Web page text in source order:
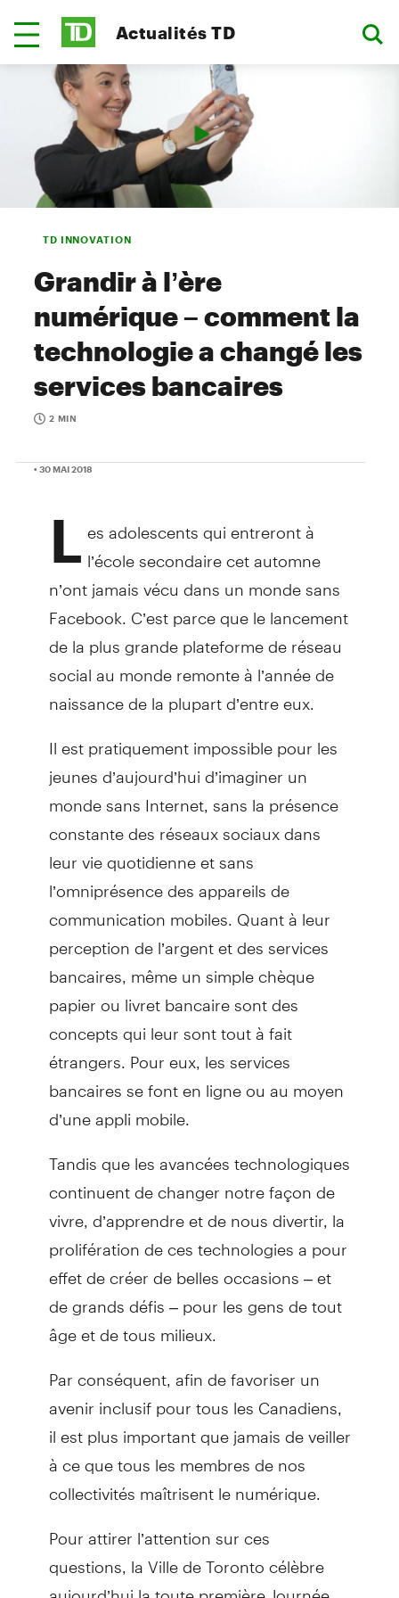
Actualités TD
TD INNOVATION
Grandir à l’ère
numérique – comment la
technologie a changé les
services bancaires
2 MIN
• 30 MAI 2018
Les adolescents qui entreront à
l’école secondaire cet automne
n’ont jamais vécu dans un monde sans
Facebook. C’est parce que le lancement
de la plus grande plateforme de réseau
social au monde remonte à l’année de
naissance de la plupart d’entre eux.
Il est pratiquement impossible pour les
jeunes d’aujourd’hui d’imaginer un
monde sans Internet, sans la présence
constante des réseaux sociaux dans
leur vie quotidienne et sans
l’omniprésence des appareils de
communication mobiles. Quant à leur
perception de l’argent et des services
bancaires, même un simple chèque
papier ou livret bancaire sont des
concepts qui leur sont tout à fait
étrangers. Pour eux, les services
bancaires se font en ligne ou au moyen
d’une appli mobile.
Tandis que les avancées technologiques
continuent de changer notre façon de
vivre, d’apprendre et de nous divertir, la
prolifération de ces technologies a pour
effet de créer de belles occasions – et
de grands défis – pour les gens de tout
âge et de tous milieux.
Par conséquent, afin de favoriser un
avenir inclusif pour tous les Canadiens,
il est plus important que jamais de veiller
à ce que tous les membres de nos
collectivités maîtrisent le numérique.
Pour attirer l’attention sur ces
questions, la Ville de Toronto célèbre
aujourd’hui la toute première Journée